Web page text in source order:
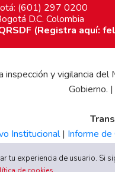
(601) 297 0200
D.C. Colombia
(Registra aquí:
inspección y vigilancia
Gobierno.
Institucional| Informe de
tu experiencia de usuario. Si